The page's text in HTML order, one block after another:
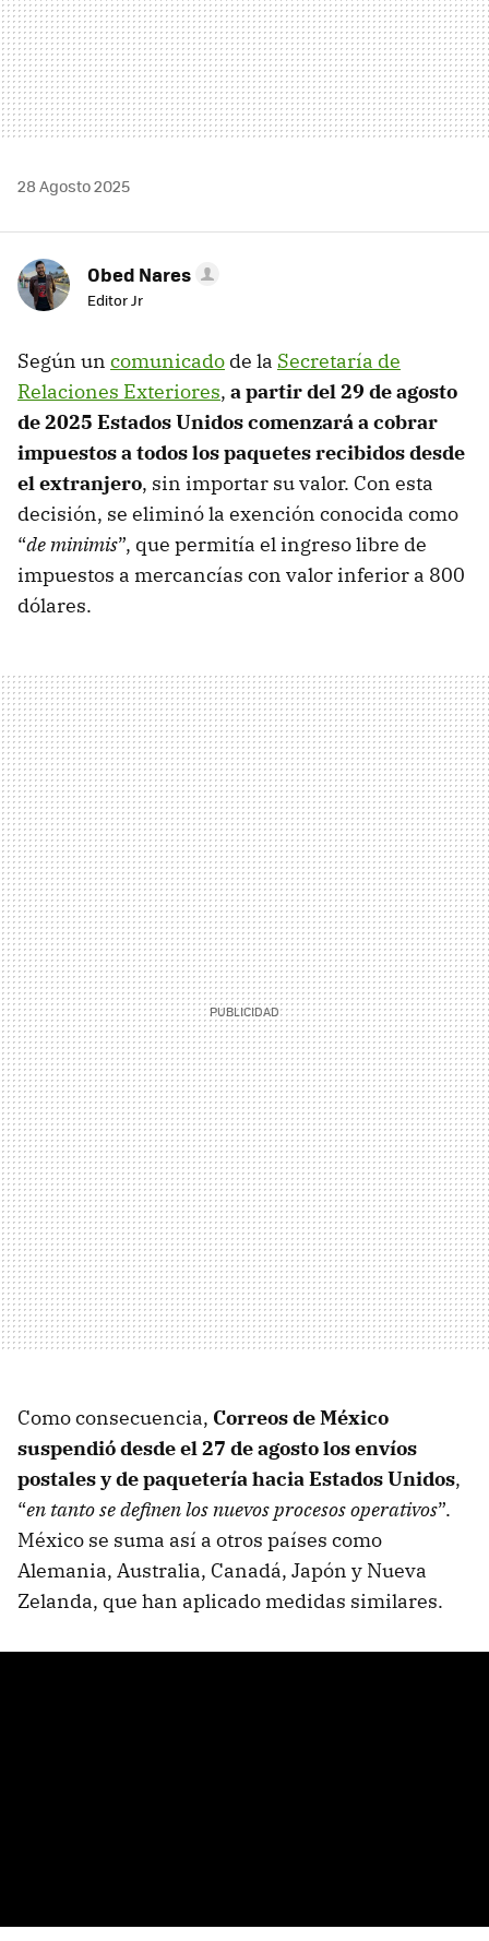
28 Agosto 2025
Obed Nares
Editor Jr
Según un comunicado de la Secretaría de
Relaciones Exteriores, a partir del 29 de agosto
de 2025 Estados Unidos comenzará a cobrar
impuestos a todos los paquetes recibidos desde
el extranjero, sin importar su valor. Con esta
decisión, se eliminó la exención conocida como
“de minimis”, que permitía el ingreso libre de
impuestos a mercancías con valor inferior a 800
dólares.
Como consecuencia, Correos de México
suspendió desde el 27 de agosto los envíos
postales y de paquetería hacia Estados Unidos,
“en tanto se definen los nuevos procesos operativos”.
México se suma así a otros países como
Alemania, Australia, Canadá, Japón y Nueva
Zelanda, que han aplicado medidas similares.